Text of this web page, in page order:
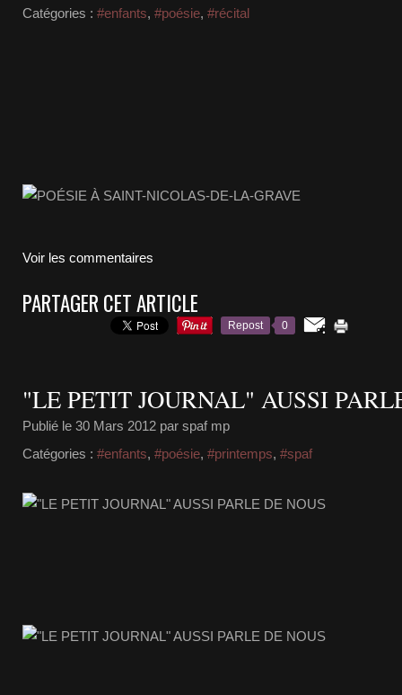
Catégories : #enfants, #poésie, #récital
Voir les commentaires
PARTAGER CET ARTICLE
Repost 0
"LE PETIT JOURNAL" AUSSI
Publié le 30 Mars 2012 par spaf mp
Catégories : #enfants, #poésie, #printemps, #spaf